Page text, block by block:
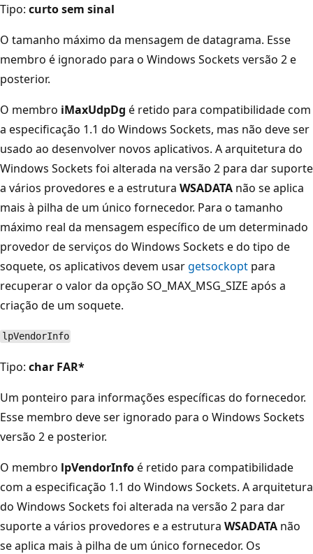
Tipo: curto sem sinal
O tamanho máximo da mensagem de datagrama. Esse
membro é ignorado para o Windows Sockets versão 2 e
posterior.
O membro iMaxUdpDg é retido para compatibilidade com
a especificação 1.1 do Windows Sockets, mas não deve ser
usado ao desenvolver novos aplicativos. A arquitetura do
Windows Sockets foi alterada na versão 2 para dar suporte
a vários provedores e a estrutura WSADATA não se aplica
mais à pilha de um único fornecedor. Para o tamanho
máximo real da mensagem específico de um determinado
provedor de serviços do Windows Sockets e do tipo de
soquete, os aplicativos devem usargetsockopt para
recuperar o valor da opção SO_MAX_MSG_SIZE após a
criação de um soquete.
lpVendorInfo
Tipo: char FAR*
Um ponteiro para informações específicas do fornecedor.
Esse membro deve ser ignorado para o Windows Sockets
versão 2 e posterior.
O membro lpVendorInfoé retido para compatibilidade
com a especificação 1.1 do Windows Sockets. A arquitetura
do Windows Sockets foi alterada na versão 2 para dar
suporte a vários provedores e a estrutura WSADATA não
se aplica mais à pilha de um único fornecedor. Os